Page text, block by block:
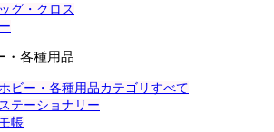
グ・クロス
・各種用品
ビー・各種用品カテゴリすべて
テーショナリー
帳